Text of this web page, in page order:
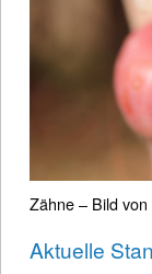
Zähne – Bild von
Aktuelle